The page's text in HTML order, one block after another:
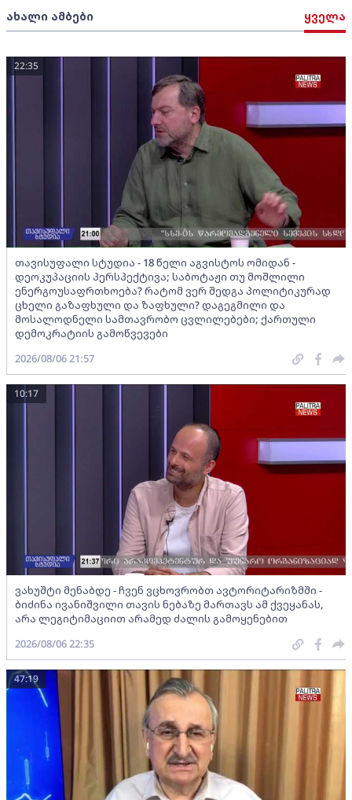
ახალი ამბები ყველა
თავისუფალი სტუდია - 18 წელი აგვისტოს ომიდან -
დეოკუპაციის პერსპექტივა; საბოტაჟი თუ მოშლილი
ენერგოუსაფრთხოება? რატომ ვერ შედგა პოლიტიკურად
ცხელი გაზაფხული და ზაფხული? დაგეგმილი და
მოსალოდნელი სამთავრობო ცვლილებები; ქართული
დემოკრატიის გამოწვევები
22:35
2026/08/06 21:57
ვახუშტი მენაბდე - ჩვენ ვცხოვრობთ ავტორიტარიზმში -
ბიძინა ივანიშვილი თავის ნებაზე მართავს ამ ქვეყანას,
არა ლეგიტიმაციით არამედ ძალის გამოყენებით
10:17
2026/08/06 22:35
47:19